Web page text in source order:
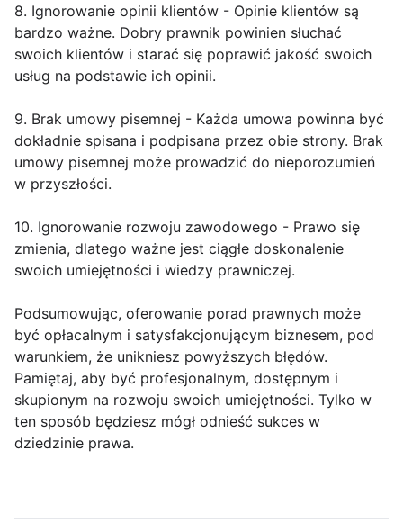
8. Ignorowanie opinii klientów - Opinie klientów są
bardzo ważne. Dobry prawnik powinien słuchać
swoich klientów i starać się poprawić jakość swoich
usług na podstawie ich opinii.
9. Brak umowy pisemnej - Każda umowa powinna być
dokładnie spisana i podpisana przez obie strony. Brak
umowy pisemnej może prowadzić do nieporozumień
w przyszłości.
10. Ignorowanie rozwoju zawodowego - Prawo się
zmienia, dlatego ważne jest ciągłe doskonalenie
swoich umiejętności i wiedzy prawniczej.
Podsumowując, oferowanie porad prawnych może
być opłacalnym i satysfakcjonującym biznesem, pod
warunkiem, że unikniesz powyższych błędów.
Pamiętaj, aby być profesjonalnym, dostępnym i
skupionym na rozwoju swoich umiejętności. Tylko w
ten sposób będziesz mógł odnieść sukces w
dziedzinie prawa.